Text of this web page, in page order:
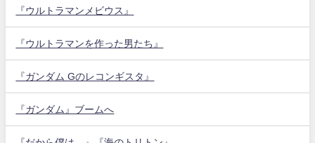
『ウルトラマンメビウス』
『ウルトラマンを作った男たち』
『ガンダム Gのレコンギスタ』
『ガンダム』ブームへ